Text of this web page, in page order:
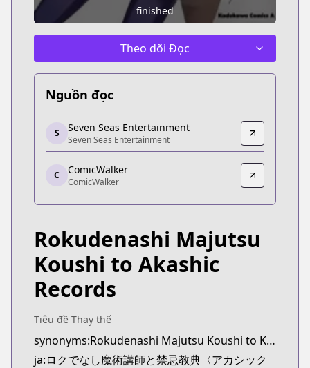
finished
Theo dõi Đọc
Nguồn đọc
Seven Seas Entertainment
Seven Seas Entertainment
https://sevenseasentertainment.com/series/
ComicWalker
ComicWalker
https://comic-walker.com/contents/detail/
S Seven Seas Entertainment
Seven Seas Entertainment
C ComicWalker
ComicWalker
Rokudenashi Majutsu
Koushi to Akashic
Records
Tiêu đề Thay thế
synonyms:Rokudenashi Majutsu Koushi to Kinki Kyouten
ja:ロクでなし魔術講師と禁忌教典〈アカシック